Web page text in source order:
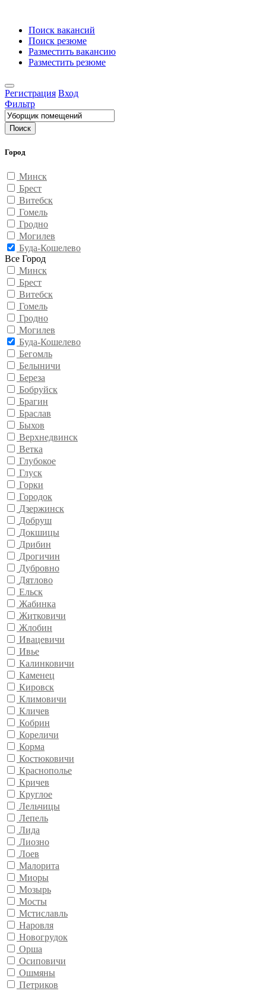
Поиск вакансий
Поиск резюме
Разместить вакансию
Разместить резюме
Регистрация Вход
Фильтр
Поиск
Город
Минск
Брест
Витебск
Гомель
Гродно
Могилев
Буда-Кошелево
Все Город
Минск
Брест
Витебск
Гомель
Гродно
Могилев
Буда-Кошелево
Бегомль
Белыничи
Береза
Бобруйск
Брагин
Браслав
Быхов
Верхнедвинск
Ветка
Глубокое
Глуск
Горки
Городок
Дзержинск
Добруш
Докшицы
Дрибин
Дрогичин
Дубровно
Дятлово
Ельск
Жабинка
Житковичи
Жлобин
Ивацевичи
Ивье
Калинковичи
Каменец
Кировск
Климовичи
Кличев
Кобрин
Кореличи
Корма
Костюковичи
Краснополье
Кричев
Круглое
Лельчицы
Лепель
Лида
Лиозно
Лоев
Малорита
Миоры
Мозырь
Мосты
Мстиславль
Наровля
Новогрудок
Орша
Осиповичи
Ошмяны
Петриков